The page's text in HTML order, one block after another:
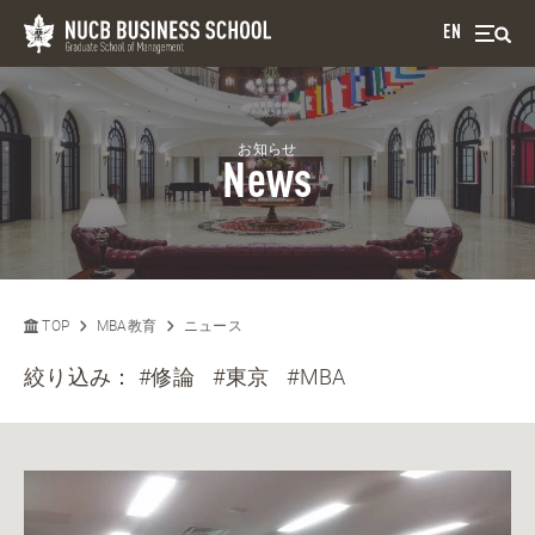
EN
お知らせ
News
TOP MBA教育 ニュース
絞り込み：#修論 #東京 #MBA